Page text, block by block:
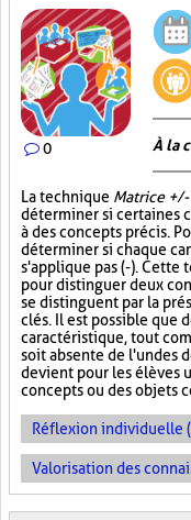
0 À la
La technique Matrice +/-
déterminer si certaines
à des concepts précis.
déterminer si chaque
s'applique pas (-).
pour distinguer deux
se distinguent par la
clés. Il est possible que
caractéristique, tout
soit absente de l'un des
devient pour les élèves
concepts ou des objets
Réflexion individuelle
Valorisation des